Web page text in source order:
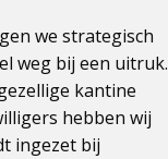
we strategisch
weg bij een uitruk.
kantine
hebben wij
ingezet bij